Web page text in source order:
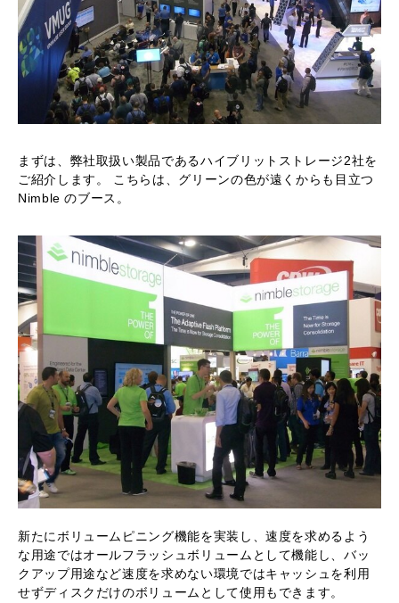
まずは、弊社取扱い製品であるハイブリットストレージ2社を
ご紹介します。 こちらは、グリーンの色が遠くからも目立つ
Nimble のブース。
新たにボリュームピニング機能を実装し、速度を求めるよう
な用途ではオールフラッシュボリュームとして機能し、バッ
クアップ用途など速度を求めない環境ではキャッシュを利用
せずディスクだけのボリュームとして使用もできます。